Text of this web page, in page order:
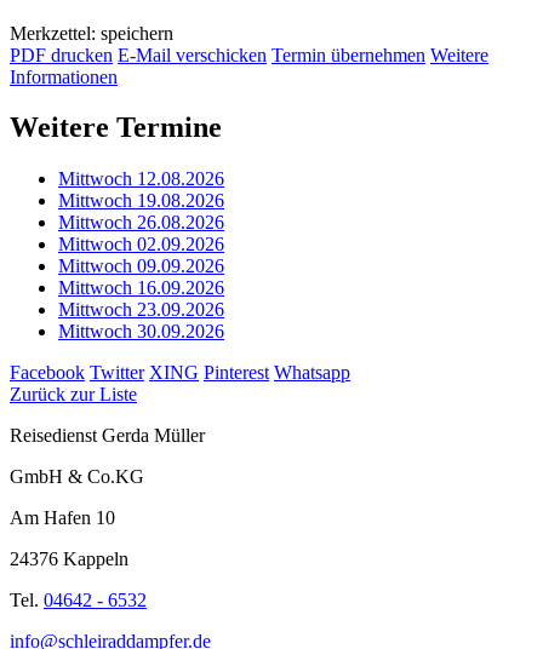
Merkzettel: speichern
PDF drucken E-Mail verschicken Termin übernehmen Weitere
Informationen
Weitere Termine
Mittwoch 12.08.2026
Mittwoch 19.08.2026
Mittwoch 26.08.2026
Mittwoch 02.09.2026
Mittwoch 09.09.2026
Mittwoch 16.09.2026
Mittwoch 23.09.2026
Mittwoch 30.09.2026
Facebook Twitter XING Pinterest Whatsapp
Zurück zur Liste
Reisedienst Gerda Müller
GmbH & Co.KG
Am Hafen 10
24376 Kappeln
Tel. 04642 - 6532
info@schleiraddampfer.de